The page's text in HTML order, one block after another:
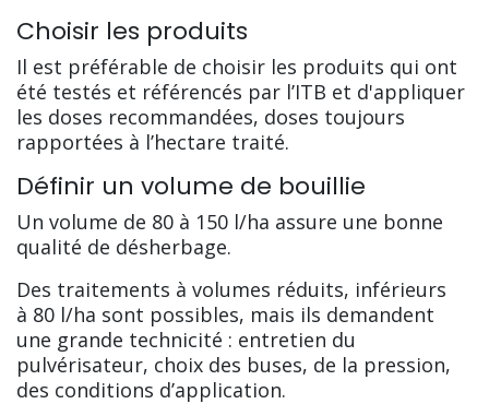
Choisir les produits
Il est préférable de choisir les produits qui ont
été testés et référencés par l’ITB et d'appliquer
les doses recommandées, doses toujours
rapportées à l’hectare traité.
Définir un volume de bouillie
Un volume de 80 à 150 l/ha assure une bonne
qualité de désherbage.
Des traitements à volumes réduits, inférieurs
à 80 l/ha sont possibles, mais ils demandent
une grande technicité : entretien du
pulvérisateur, choix des buses, de la pression,
des conditions d’application.